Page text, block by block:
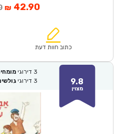
המחיר
₪61.00.
₪ 42.90המחיר
הוא:
כתוב חוות דעת
9.8
מצוין
3 דירוגי
3 דירוגי